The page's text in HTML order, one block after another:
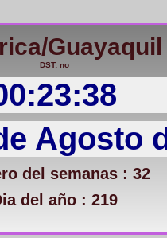
Guayaquil
DST: no
Agosto
del semanas : 32
del año : 219